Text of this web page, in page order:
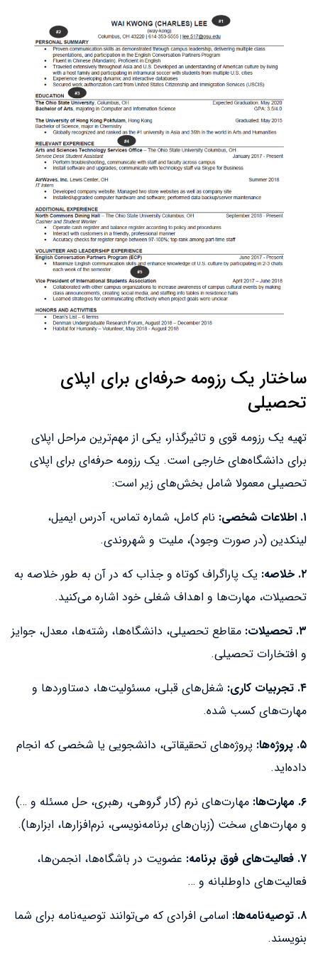
ساختار یک رزومه حرفه‌ای برای اپلای
تحصیلی
تهیه یک رزومه قوی و تاثیرگذار، یکی از مهم‌ترین مراحل اپلای
برای دانشگاه‌های خارجی است. یک رزومه حرفه‌ای برای اپلای
تحصیلی معمولا شامل بخش‌های زیر است:
۱. اطلاعات شخصی:
نام کامل، شماره تماس، آدرس ایمیل،
لینکدین (در صورت وجود)، ملیت و شهروندی.
۲. خلاصه:
یک پاراگراف کوتاه و جذاب که در آن به طور خلاصه به
تحصیلات، مهارت‌ها و اهداف شغلی خود اشاره می‌کنید.
۳. تحصیلات:
مقاطع تحصیلی، دانشگاه‌ها، رشته‌ها، معدل، جوایز
و افتخارات تحصیلی.
۴. تجربیات کاری:
شغل‌های قبلی، مسئولیت‌ها، دستاوردها و
مهارت‌های کسب شده.
۵. پروژه‌ها:
پروژه‌های تحقیقاتی، دانشجویی یا شخصی که انجام
داده‌اید.
۶. مهارت‌ها:
مهارت‌های نرم (کار گروهی، رهبری، حل مسئله و …)
و مهارت‌های سخت (زبان‌های برنامه‌نویسی، نرم‌افزارها، ابزارها).
۷. فعالیت‌های فوق برنامه:
عضویت در باشگاه‌ها، انجمن‌ها،
فعالیت‌های داوطلبانه و …
۸. توصیه‌نامه‌ها:
اسامی افرادی که می‌توانند توصیه‌نامه برای شما
بنویسند.